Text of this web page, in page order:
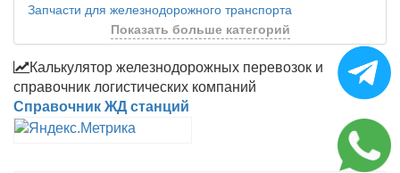
Запчасти для железнодорожного транспорта
Показать больше категорий
Калькулятор железнодорожных перевозок и
справочник логистических компаний
Справочник ЖД станций